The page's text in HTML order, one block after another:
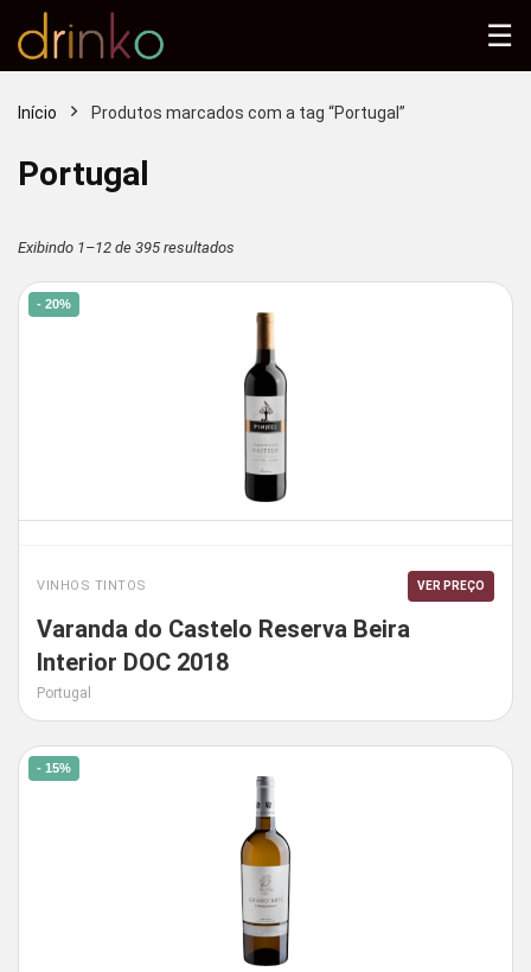
Início Produtos marcados com a tag “Portugal”
Portugal
Exibindo 1–12 de 395 resultados
por
mais
recente
- 20%
VINHOS TINTOS VER PREÇO
Varanda do Castelo Reserva Beira
Interior DOC 2018
Portugal
- 15%
☰